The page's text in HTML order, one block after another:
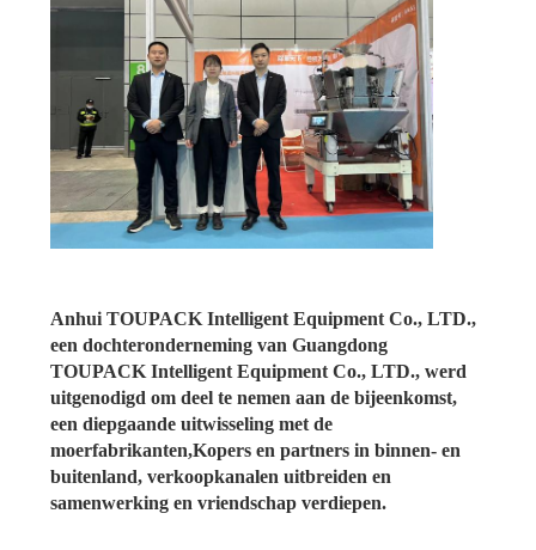
Anhui TOUPACK Intelligent Equipment Co., LTD.,
een dochteronderneming van Guangdong
TOUPACK Intelligent Equipment Co., LTD., werd
uitgenodigd om deel te nemen aan de bijeenkomst,
een diepgaande uitwisseling met de
moerfabrikanten,Kopers en partners in binnen- en
buitenland, verkoopkanalen uitbreiden en
samenwerking en vriendschap verdiepen.